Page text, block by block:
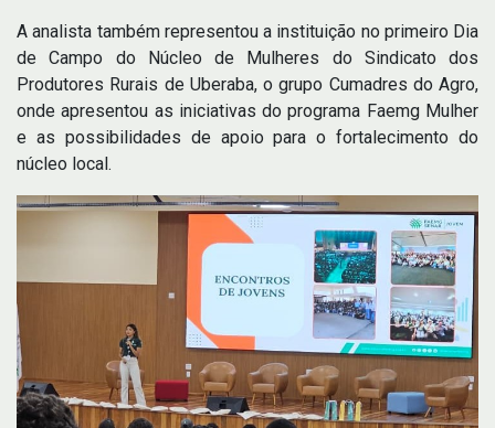
A analista também representou a instituição no primeiro Dia
de Campo do Núcleo de Mulheres do Sindicato dos
Produtores Rurais de Uberaba, o grupo Cumadres do Agro,
onde apresentou as iniciativas do programa Faemg Mulher
e as possibilidades de apoio para o fortalecimento do
núcleo local.